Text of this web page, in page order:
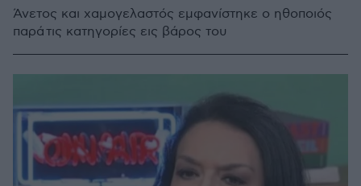
Άνετος και χαμογελαστός εμφανίστηκε ο ηθοποιός
παρά τις κατηγορίες εις βάρος του